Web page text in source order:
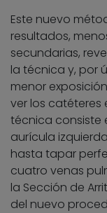
Este nuevo
resultados,
secundarias,
la técnica y, por
menor
ver los catéteres
técnica consiste
aurícula
hasta tapar
cuatro venas
la Sección de
del nuevo